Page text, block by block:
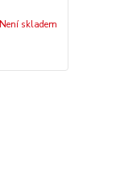
Není skladem